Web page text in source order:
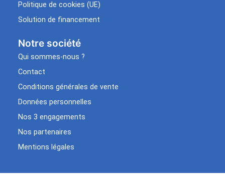
Politique de cookies (UE)
Solution de financement
Notre société
Qui sommes-nous ?
Contact
Conditions générales de vente
Données personnelles
Nos 3 engagements
Nos partenaires
Mentions légales